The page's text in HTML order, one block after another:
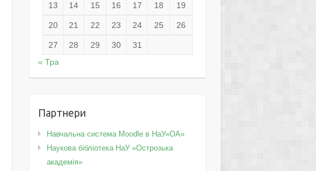
13 14 15 16 17 18 19
20 21 22 23 24 25 26
27 28 29 30
31
« Тра
Партнери
Навчальна система Moodle в НаУ«ОА»
Наукова бібліотека НаУ «Острозька
академія»